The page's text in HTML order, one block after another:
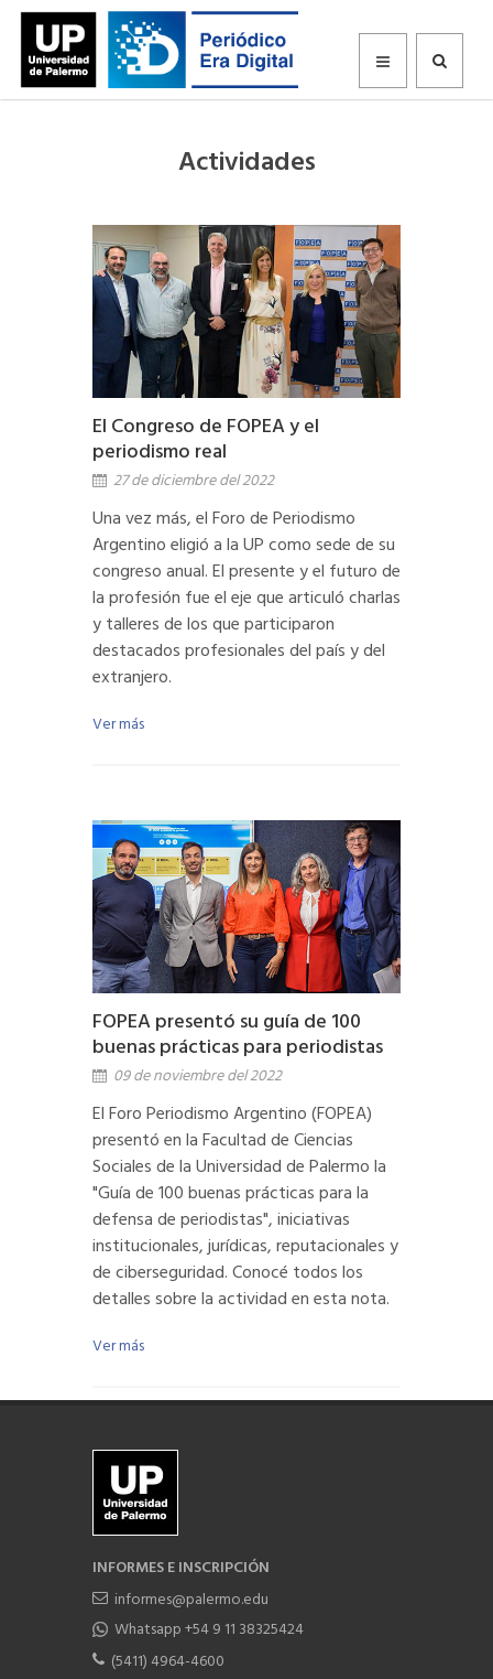
Actividades
El Congreso de FOPEA y el
periodismo real
27 de diciembre del 2022
Una vez más, el Foro de Periodismo
Argentino eligió a la UP como sede de su
congreso anual. El presente y el futuro de
la profesión fue el eje que articuló charlas
y talleres de los que participaron
destacados profesionales del país y del
extranjero.
Ver más
FOPEA presentó su guía de 100
buenas prácticas para periodistas
09 de noviembre del 2022
El Foro Periodismo Argentino (FOPEA)
presentó en la Facultad de Ciencias
Sociales de la Universidad de Palermo la
"Guía de 100 buenas prácticas para la
defensa de periodistas", iniciativas
institucionales, jurídicas, reputacionales y
de ciberseguridad. Conocé todos los
detalles sobre la actividad en esta nota.
Ver más
INFORMES E INSCRIPCIÓN
informes@palermo.edu
Whatsapp +54 9 11 38325424
(5411) 4964-4600